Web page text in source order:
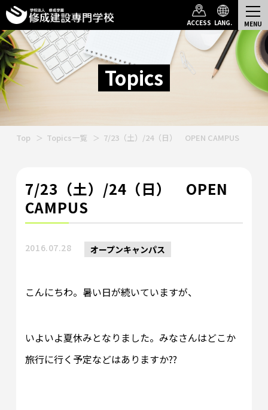
ACCESS LANG.
Topics
Top Topics一覧 7/23（土）/24（日） OPEN CAMPUS
7/23（土）/24（日） OPEN
CAMPUS
2016.07.28 オープンキャンパス
こんにちわ。暑い日が続いていますが、
いよいよ夏休みとなりました。みなさんはどこか
旅行に行く予定などはありますか??